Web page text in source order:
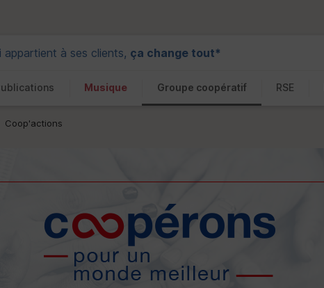
appartient à ses clients, ça change tout*
Musique Groupe coopératif RSE
Coop'actions